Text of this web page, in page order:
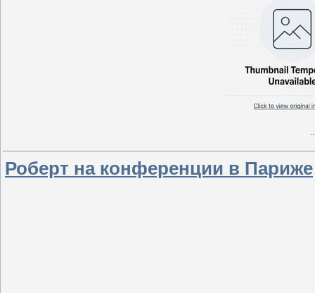
Роберт на конференции в Париже